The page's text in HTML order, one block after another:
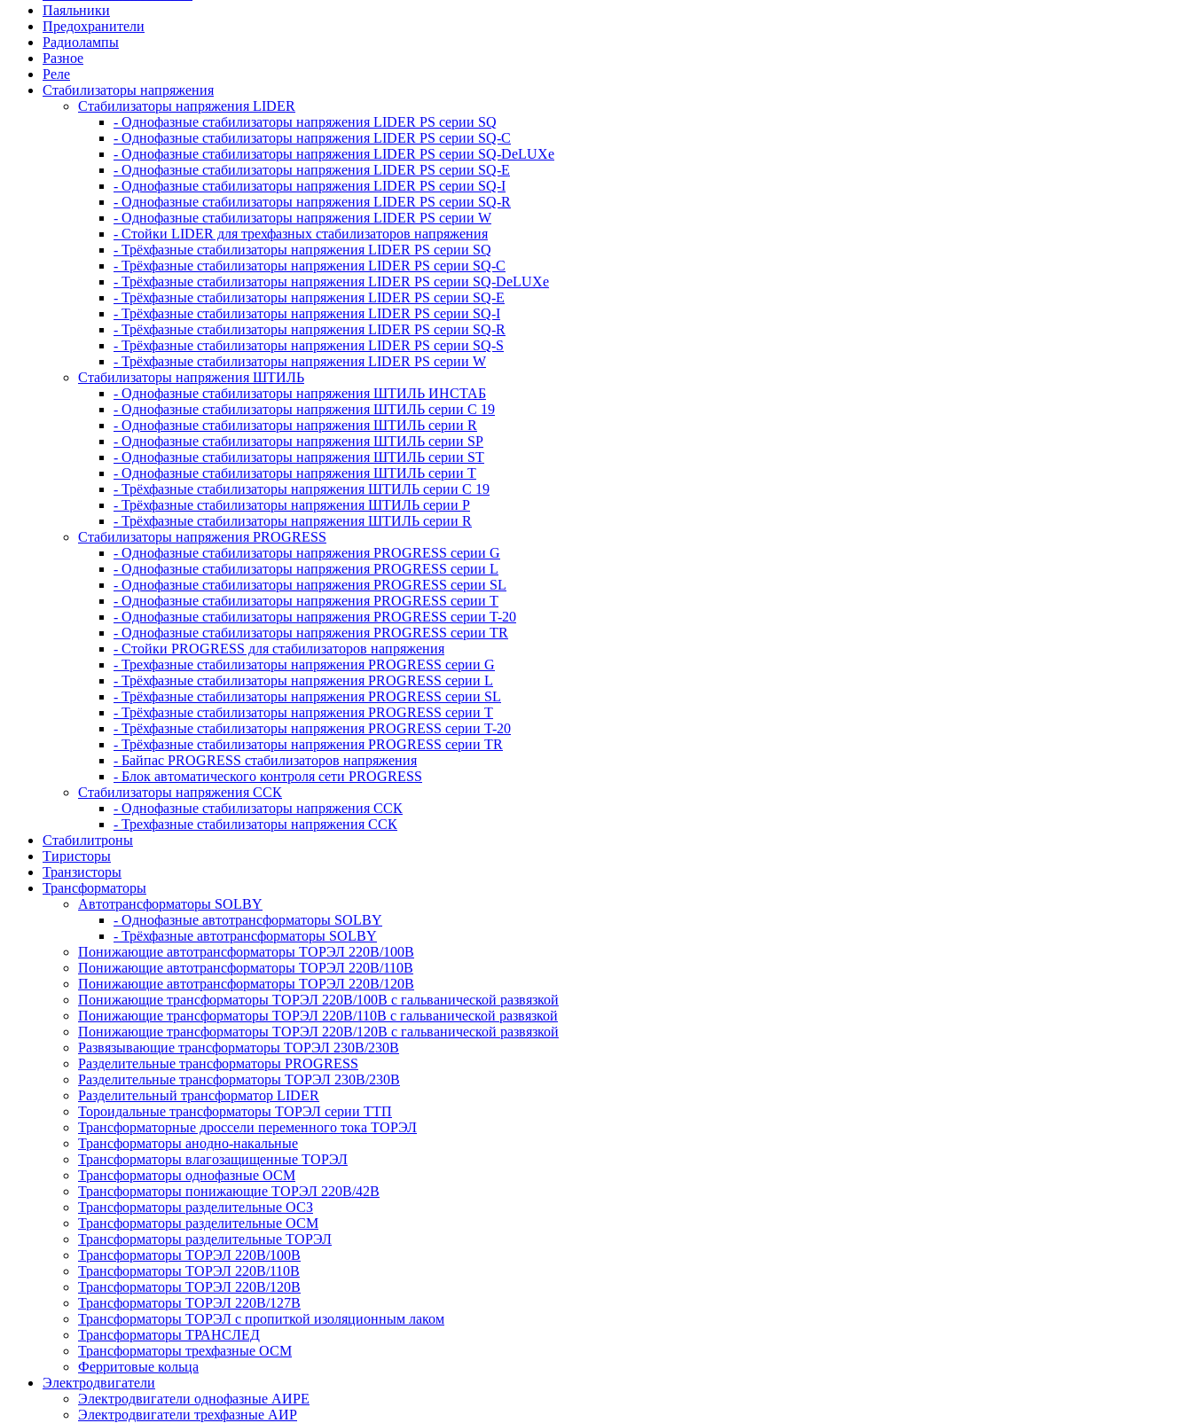
Паяльники
Предохранители
Радиолампы
Разное
Реле
Стабилизаторы напряжения
Стабилизаторы напряжения LIDER
- Однофазные стабилизаторы напряжения LIDER PS серии SQ
- Однофазные стабилизаторы напряжения LIDER PS серии SQ-C
- Однофазные стабилизаторы напряжения LIDER PS серии SQ-DeLUXe
- Однофазные стабилизаторы напряжения LIDER PS серии SQ-E
- Однофазные стабилизаторы напряжения LIDER PS серии SQ-I
- Однофазные стабилизаторы напряжения LIDER PS серии SQ-R
- Однофазные стабилизаторы напряжения LIDER PS серии W
- Стойки LIDER для трехфазных стабилизаторов напряжения
- Трёхфазные стабилизаторы напряжения LIDER PS серии SQ
- Трёхфазные стабилизаторы напряжения LIDER PS серии SQ-C
- Трёхфазные стабилизаторы напряжения LIDER PS серии SQ-DeLUXe
- Трёхфазные стабилизаторы напряжения LIDER PS серии SQ-E
- Трёхфазные стабилизаторы напряжения LIDER PS серии SQ-I
- Трёхфазные стабилизаторы напряжения LIDER PS серии SQ-R
- Трёхфазные стабилизаторы напряжения LIDER PS серии SQ-S
- Трёхфазные стабилизаторы напряжения LIDER PS серии W
Стабилизаторы напряжения ШТИЛЬ
- Однофазные стабилизаторы напряжения ШТИЛЬ ИНСТАБ
- Однофазные стабилизаторы напряжения ШТИЛЬ серии C 19
- Однофазные стабилизаторы напряжения ШТИЛЬ серии R
- Однофазные стабилизаторы напряжения ШТИЛЬ серии SP
- Однофазные стабилизаторы напряжения ШТИЛЬ серии ST
- Однофазные стабилизаторы напряжения ШТИЛЬ серии T
- Трёхфазные стабилизаторы напряжения ШТИЛЬ серии C 19
- Трёхфазные стабилизаторы напряжения ШТИЛЬ серии P
- Трёхфазные стабилизаторы напряжения ШТИЛЬ серии R
Стабилизаторы напряжения PROGRESS
- Однофазные стабилизаторы напряжения PROGRESS серии G
- Однофазные стабилизаторы напряжения PROGRESS серии L
- Однофазные стабилизаторы напряжения PROGRESS серии SL
- Однофазные стабилизаторы напряжения PROGRESS серии T
- Однофазные стабилизаторы напряжения PROGRESS серии T-20
- Однофазные стабилизаторы напряжения PROGRESS серии TR
- Стойки PROGRESS для стабилизаторов напряжения
- Трехфазные стабилизаторы напряжения PROGRESS серии G
- Трёхфазные стабилизаторы напряжения PROGRESS серии L
- Трёхфазные стабилизаторы напряжения PROGRESS серии SL
- Трёхфазные стабилизаторы напряжения PROGRESS серии T
- Трёхфазные стабилизаторы напряжения PROGRESS серии T-20
- Трёхфазные стабилизаторы напряжения PROGRESS серии TR
- Байпас PROGRESS стабилизаторов напряжения
- Блок автоматического контроля сети PROGRESS
Стабилизаторы напряжения ССК
- Однофазные стабилизаторы напряжения ССК
- Трехфазные стабилизаторы напряжения ССК
Стабилитроны
Тиристоры
Транзисторы
Трансформаторы
Автотрансформаторы SOLBY
- Однофазные автотрансформаторы SOLBY
- Трёхфазные автотрансформаторы SOLBY
Понижающие автотрансформаторы ТОРЭЛ 220В/100В
Понижающие автотрансформаторы ТОРЭЛ 220В/110В
Понижающие автотрансформаторы ТОРЭЛ 220В/120В
Понижающие трансформаторы ТОРЭЛ 220В/100В с гальванической развязкой
Понижающие трансформаторы ТОРЭЛ 220В/110В с гальванической развязкой
Понижающие трансформаторы ТОРЭЛ 220В/120В с гальванической развязкой
Развязывающие трансформаторы ТОРЭЛ 230В/230В
Разделительные трансформаторы PROGRESS
Разделительные трансформаторы ТОРЭЛ 230В/230В
Разделительный трансформатор LIDER
Тороидальные трансформаторы ТОРЭЛ серии ТТП
Трансформаторные дроссели переменного тока ТОРЭЛ
Трансформаторы анодно-накальные
Трансформаторы влагозащищенные ТОРЭЛ
Трансформаторы однофазные ОСМ
Трансформаторы понижающие ТОРЭЛ 220В/42В
Трансформаторы разделительные ОСЗ
Трансформаторы разделительные ОСМ
Трансформаторы разделительные ТОРЭЛ
Трансформаторы ТОРЭЛ 220В/100В
Трансформаторы ТОРЭЛ 220В/110В
Трансформаторы ТОРЭЛ 220В/120В
Трансформаторы ТОРЭЛ 220В/127В
Трансформаторы ТОРЭЛ с пропиткой изоляционным лаком
Трансформаторы ТРАНСЛЕД
Трансформаторы трехфазные ОСМ
Ферритовые кольца
Электродвигатели
Электродвигатели однофазные АИРЕ
Электродвигатели трехфазные АИР